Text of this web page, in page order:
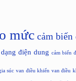
mức cảm biến
điện dung cảm biến
súc van điều khiển van điều